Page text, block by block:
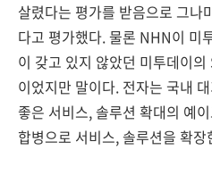
살렸다는 평가를 받음으로 그나
다고 평가했다. 물론 NHN이 미
이 갖고 있지 않았던 미투데이
이었지만 말이다. 전자는 국내
좋은 서비스, 솔루션 확대의 예
합병으로 서비스, 솔루션을 확